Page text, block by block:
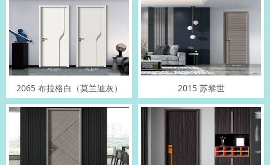
2065 布拉格白（莫兰迪灰） 2015 苏黎世